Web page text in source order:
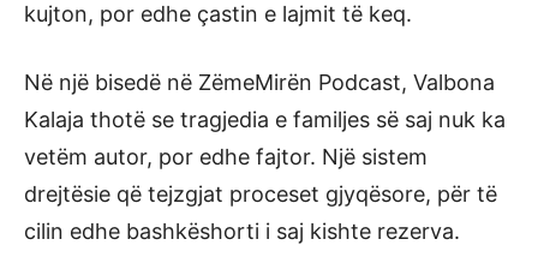
kujton, por edhe çastin e lajmit të keq.
Në një bisedë në ZëmeMirën Podcast, Valbona
Kalaja thotë se tragjedia e familjes së saj nuk ka
vetëm autor, por edhe fajtor. Një sistem
drejtësie që tejzgjat proceset gjyqësore, për të
cilin edhe bashkëshorti i saj kishte rezerva.